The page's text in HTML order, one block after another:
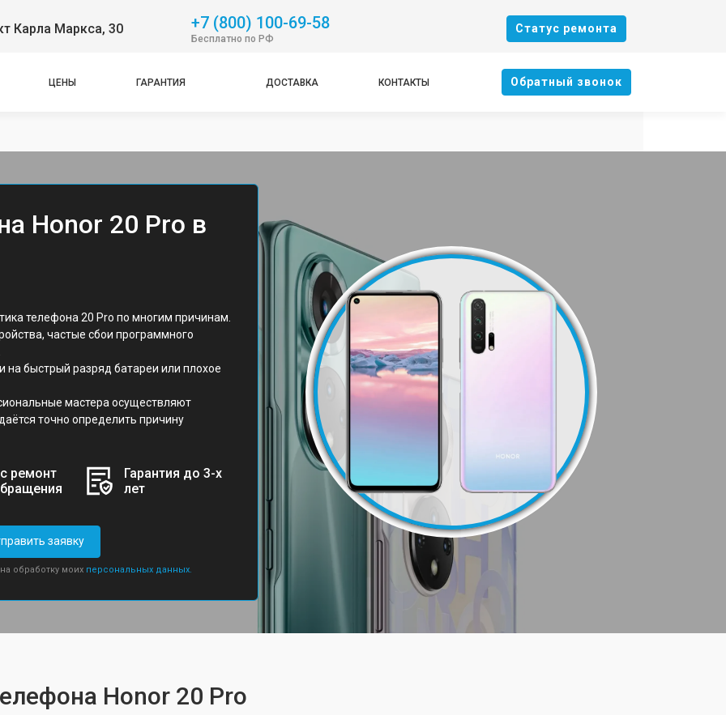
Карла Маркса, 30 +7 (800) 100-69-58
Бесплатно по РФ
Cтатус ремонта
ЦЕНЫ ГАРАНТИЯ ДОСТАВКА КОНТАКТЫ Oбратный звонок
Honor 20 Pro в
телефона 20 Pro по многим причинам.
частые сбои программного
быстрый разряд батареи или плохое
мастера осуществляют
точно определить причину
ремонт
Гарантия до 3-х
лет
заявку
обработку моих персональных данных.
Honor 20 Pro